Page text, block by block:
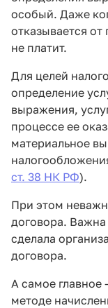
особый. Даже
отказывается
не платит.
Для целей
определение
выражения,
процессе ее
материальное
ст. 38 НК РФ).
При этом
договора. Важна
сделала
договора.
А самое главное
методе